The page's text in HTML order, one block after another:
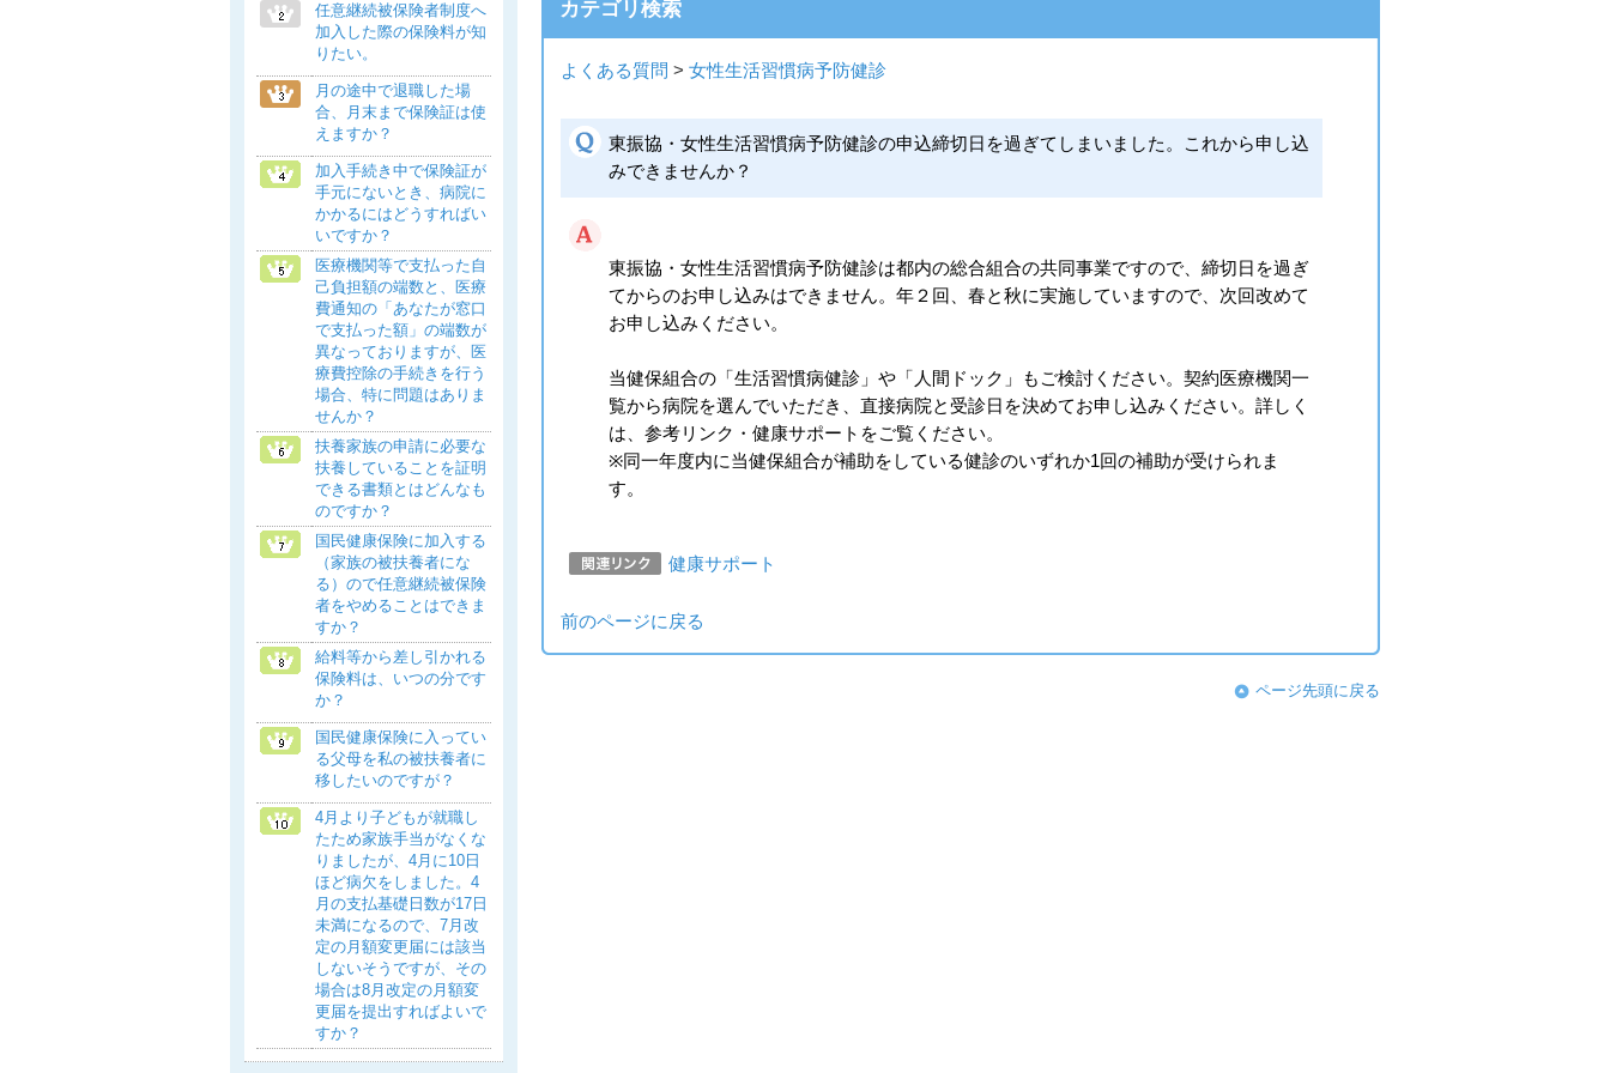
カテゴリ検索
よくある質問 > 女性生活習慣病予防健診
東振協・女性生活習慣病予防健診の申込締切日を過ぎてしまいました。これから申し込
みできませんか？
東振協・女性生活習慣病予防健診は都内の総合組合の共同事業ですので、締切日を過ぎ
てからのお申し込みはできません。年２回、春と秋に実施していますので、次回改めて
お申し込みください。
当健保組合の「生活習慣病健診」や「人間ドック」もご検討ください。契約医療機関一
覧から病院を選んでいただき、直接病院と受診日を決めてお申し込みください。詳しく
は、参考リンク・健康サポートをご覧ください。
※同一年度内に当健保組合が補助をしている健診のいずれか1回の補助が受けられま
す。
健康サポート
前のページに戻る
ページ先頭に戻る
任意継続被保険者制度へ
加入した際の保険料が知
りたい。
月の途中で退職した場
合、月末まで保険証は使
えますか？
加入手続き中で保険証が
手元にないとき、病院に
かかるにはどうすればい
いですか？
医療機関等で支払った自
己負担額の端数と、医療
費通知の「あなたが窓口
で支払った額」の端数が
異なっておりますが、医
療費控除の手続きを行う
場合、特に問題はありま
せんか？
扶養家族の申請に必要な
扶養していることを証明
できる書類とはどんなも
のですか？
国民健康保険に加入する
（家族の被扶養者にな
る）ので任意継続被保険
者をやめることはできま
すか？
給料等から差し引かれる
保険料は、いつの分です
か？
国民健康保険に入ってい
る父母を私の被扶養者に
移したいのですが？
4月より子どもが就職し
たため家族手当がなくな
りましたが、4月に10日
ほど病欠をしました。4
月の支払基礎日数が17日
未満になるので、7月改
定の月額変更届には該当
しないそうですが、その
場合は8月改定の月額変
更届を提出すればよいで
すか？